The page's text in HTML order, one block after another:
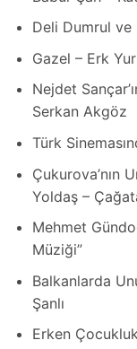
Deli Dumrul ve
Gazel – Erk
Nejdet
Serkan Akgöz
Türk
Çukurova’nın
Yoldaş –
Mehmet
Müziği”
Balkanlarda
Şanlı
Erken